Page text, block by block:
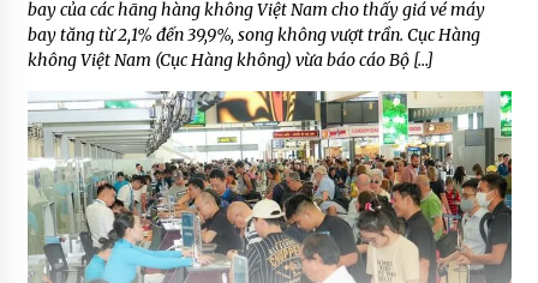
bay của các hãng hàng không Việt Nam cho thấy giá vé máy
bay tăng từ 2,1% đến 39,9%, song không vượt trần. Cục Hàng
không Việt Nam (Cục Hàng không) vừa báo cáo Bộ […]